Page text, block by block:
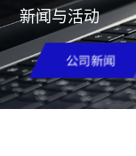
新闻与活动
公司新闻